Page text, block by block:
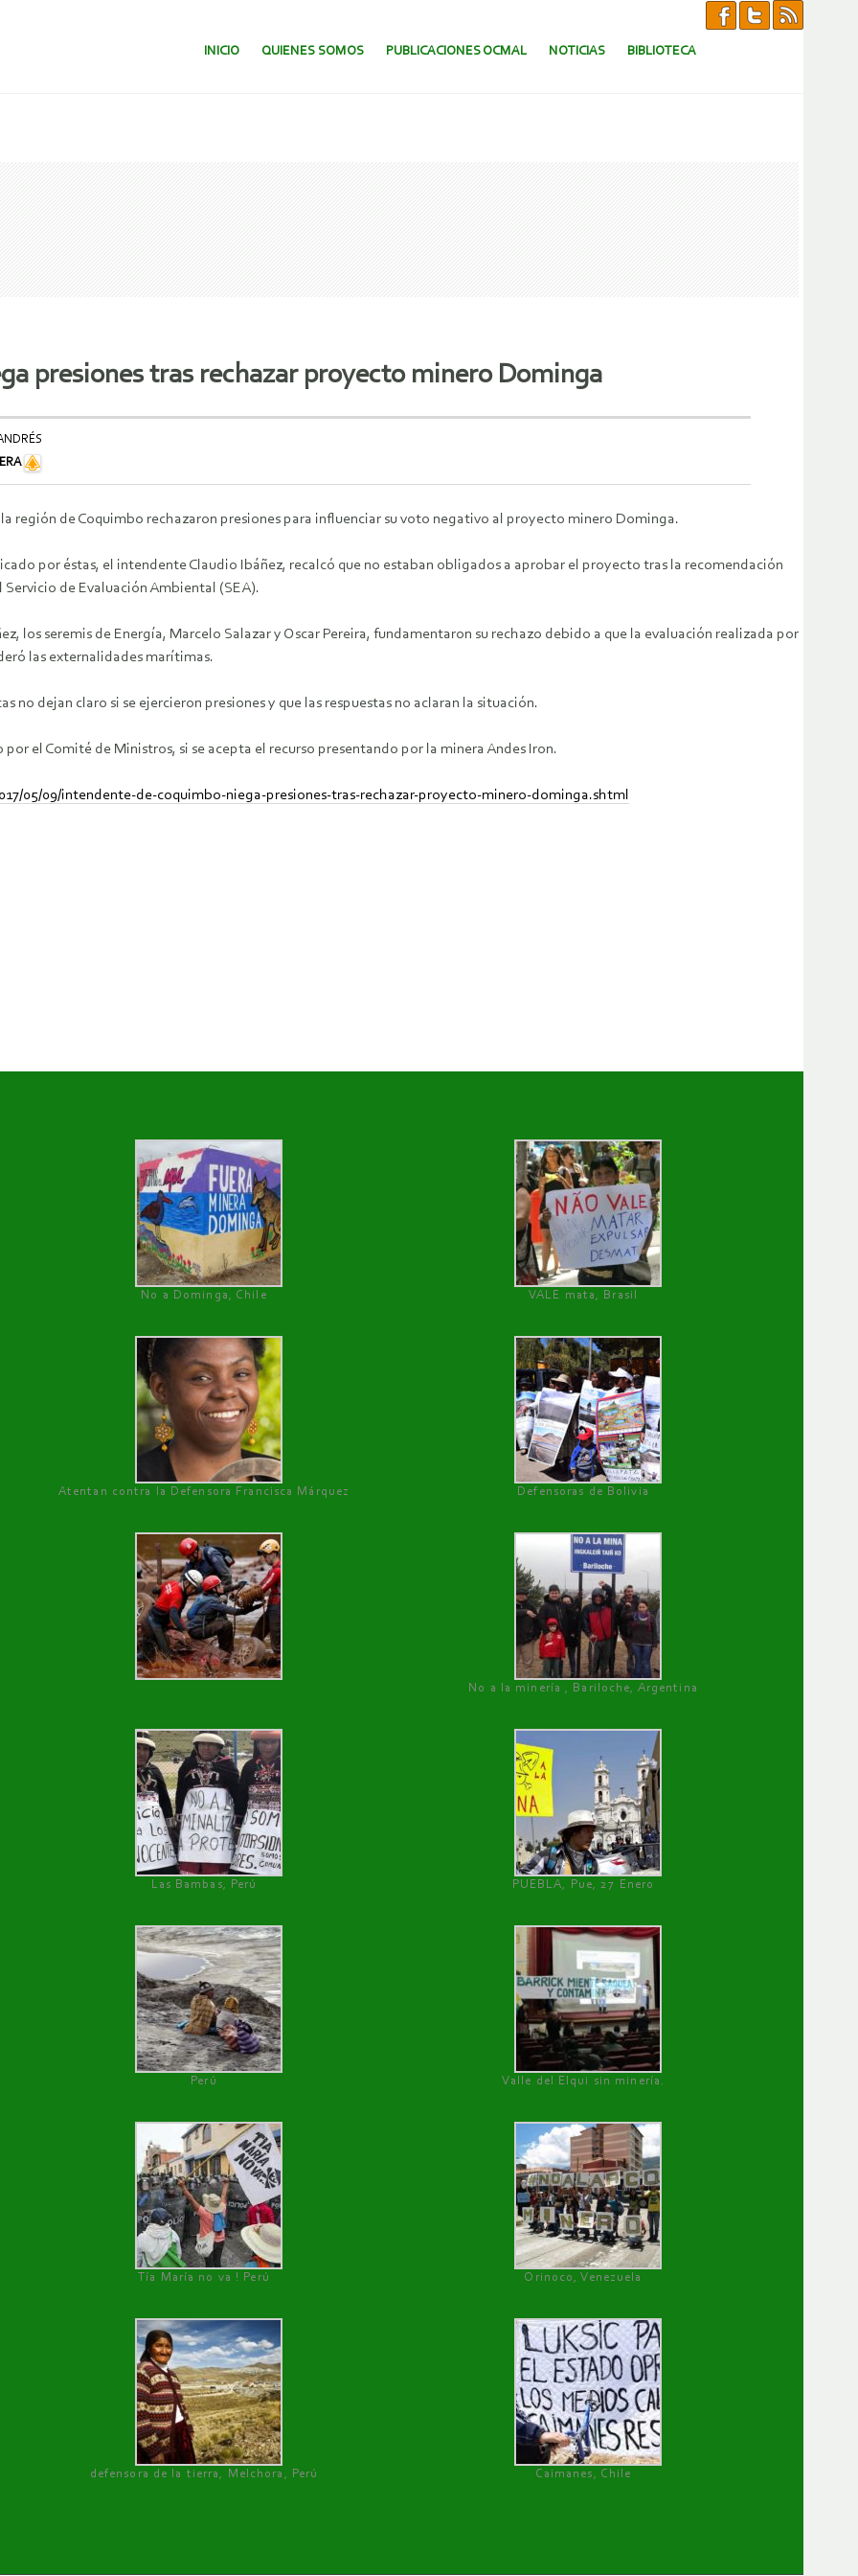
SALTAR AL CONTENIDO.
INICIO QUIENES SOMOS PUBLICACIONES OCMAL NOTICIAS BIBLIOTECA
presiones tras rechazar proyecto minero Dominga
región de Coquimbo rechazaron presiones para influenciar su voto negativo al proyecto minero Dominga.
por éstas, el intendente Claudio Ibáñez, recalcó que no estaban obligados a aprobar el proyecto tras la recomendación
Servicio de Evaluación Ambiental (SEA).
los seremis de Energía, Marcelo Salazar y Oscar Pereira, fundamentaron su rechazo debido a que la evaluación realizada por
las externalidades marítimas.
no dejan claro si se ejercieron presiones y que las respuestas no aclaran la situación.
el Comité de Ministros, si se acepta el recurso presentando por la minera Andes Iron.
05/09/intendente-de-coquimbo-niega-presiones-tras-rechazar-proyecto-minero-dominga.shtml
No a Dominga, Chile
VALE mata, Brasil
Atentan contra la Defensora Francisca Márquez Defensoras de Bolivia
No a la minería , Bariloche, Argentina
Las Bambas, Perú PUEBLA, Pue, 27 Enero
Perú Valle del Elqui sin minería.
Tía María no va ! Perú Orinoco, Venezuela
defensora de la tierra, Melchora, Perú Caimanes, Chile